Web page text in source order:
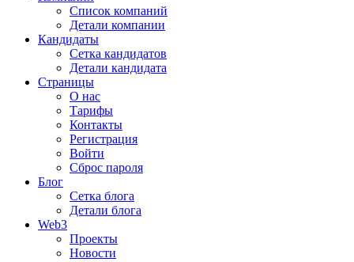
Список компаний
Детали компании
Кандидаты
Сетка кандидатов
Детали кандидата
Страницы
О нас
Тарифы
Контакты
Регистрация
Войти
Сброс пароля
Блог
Сетка блога
Детали блога
Web3
Проекты
Новости